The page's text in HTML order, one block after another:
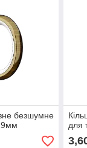
безшумне
для